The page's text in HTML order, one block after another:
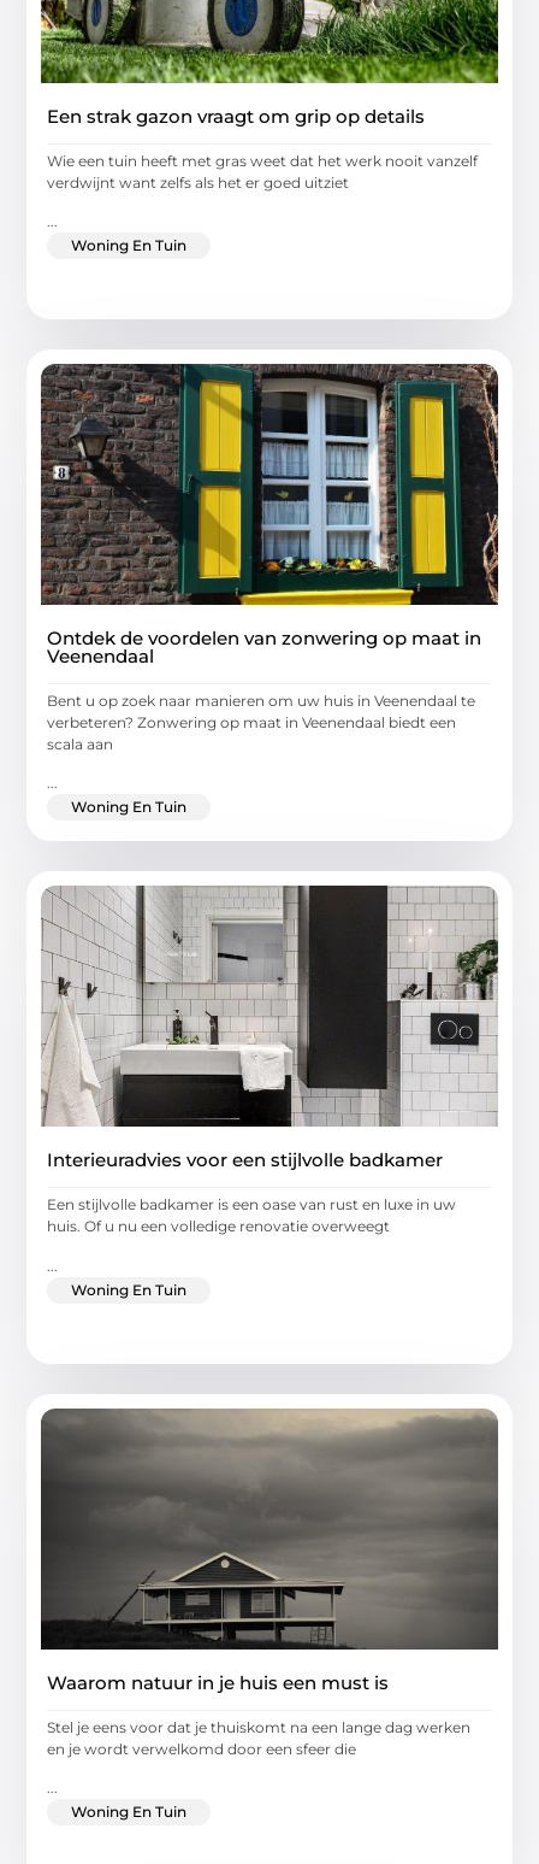
Een strak gazon vraagt om grip op details
Wie een tuin heeft met gras weet dat het werk nooit vanzelf
verdwijnt want zelfs als het er goed uitziet
Woning En Tuin
Ontdek de voordelen van zonwering op maat in
Veenendaal
Bent u op zoek naar manieren om uw huis in Veenendaal te
verbeteren? Zonwering op maat in Veenendaal biedt een
scala aan
...
Woning En Tuin
Interieuradvies voor een stijlvolle badkamer
Een stijlvolle badkamer is een oase van rust en luxe in uw
huis. Of u nu een volledige renovatie overweegt
Woning En Tuin
Waarom natuur in je huis een must is
Stel je eens voor dat je thuiskomt na een lange dag werken
en je wordt verwelkomd door een sfeer die
...
Woning En Tuin